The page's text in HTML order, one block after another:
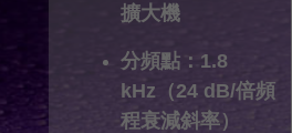
擴大機
分頻點：1.8
kHz（24 dB/倍頻
程衰減斜率）